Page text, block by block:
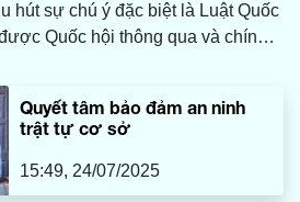
hút sự chú ý đặc biệt là Luật Quốc
Quốc hội thông qua và chính
Quyết tâm bảo đảm an ninh
trật tự cơ sở
15:49, 24/07/2025